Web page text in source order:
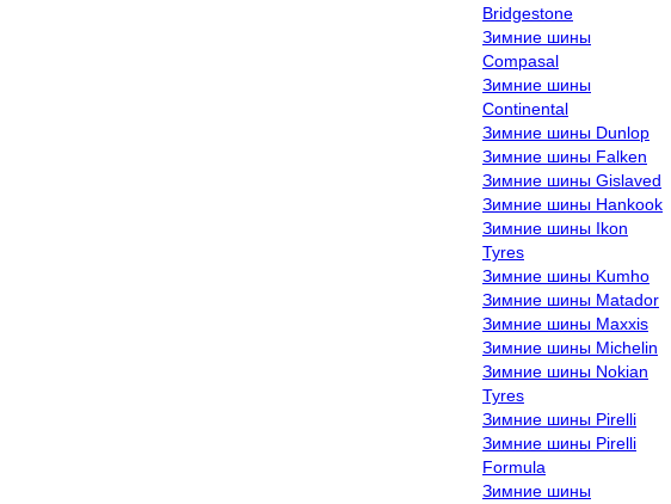
Bridgestone
Зимние шины
Compasal
Зимние шины
Continental
Зимние шины Dunlop
Зимние шины Falken
Зимние шины Gislaved
Зимние шины Hankook
Зимние шины Ikon
Tyres
Зимние шины Kumho
Зимние шины Matador
Зимние шины Maxxis
Зимние шины Michelin
Зимние шины Nokian
Tyres
Зимние шины Pirelli
Зимние шины Pirelli
Formula
Зимние шины